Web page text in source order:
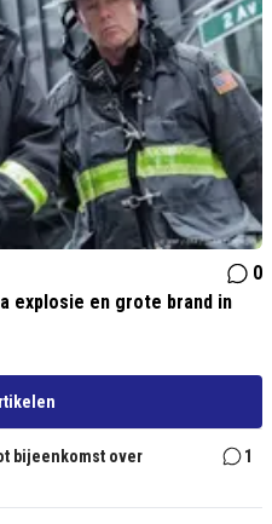
0
explosie en grote brand in
bijeenkomst over
1